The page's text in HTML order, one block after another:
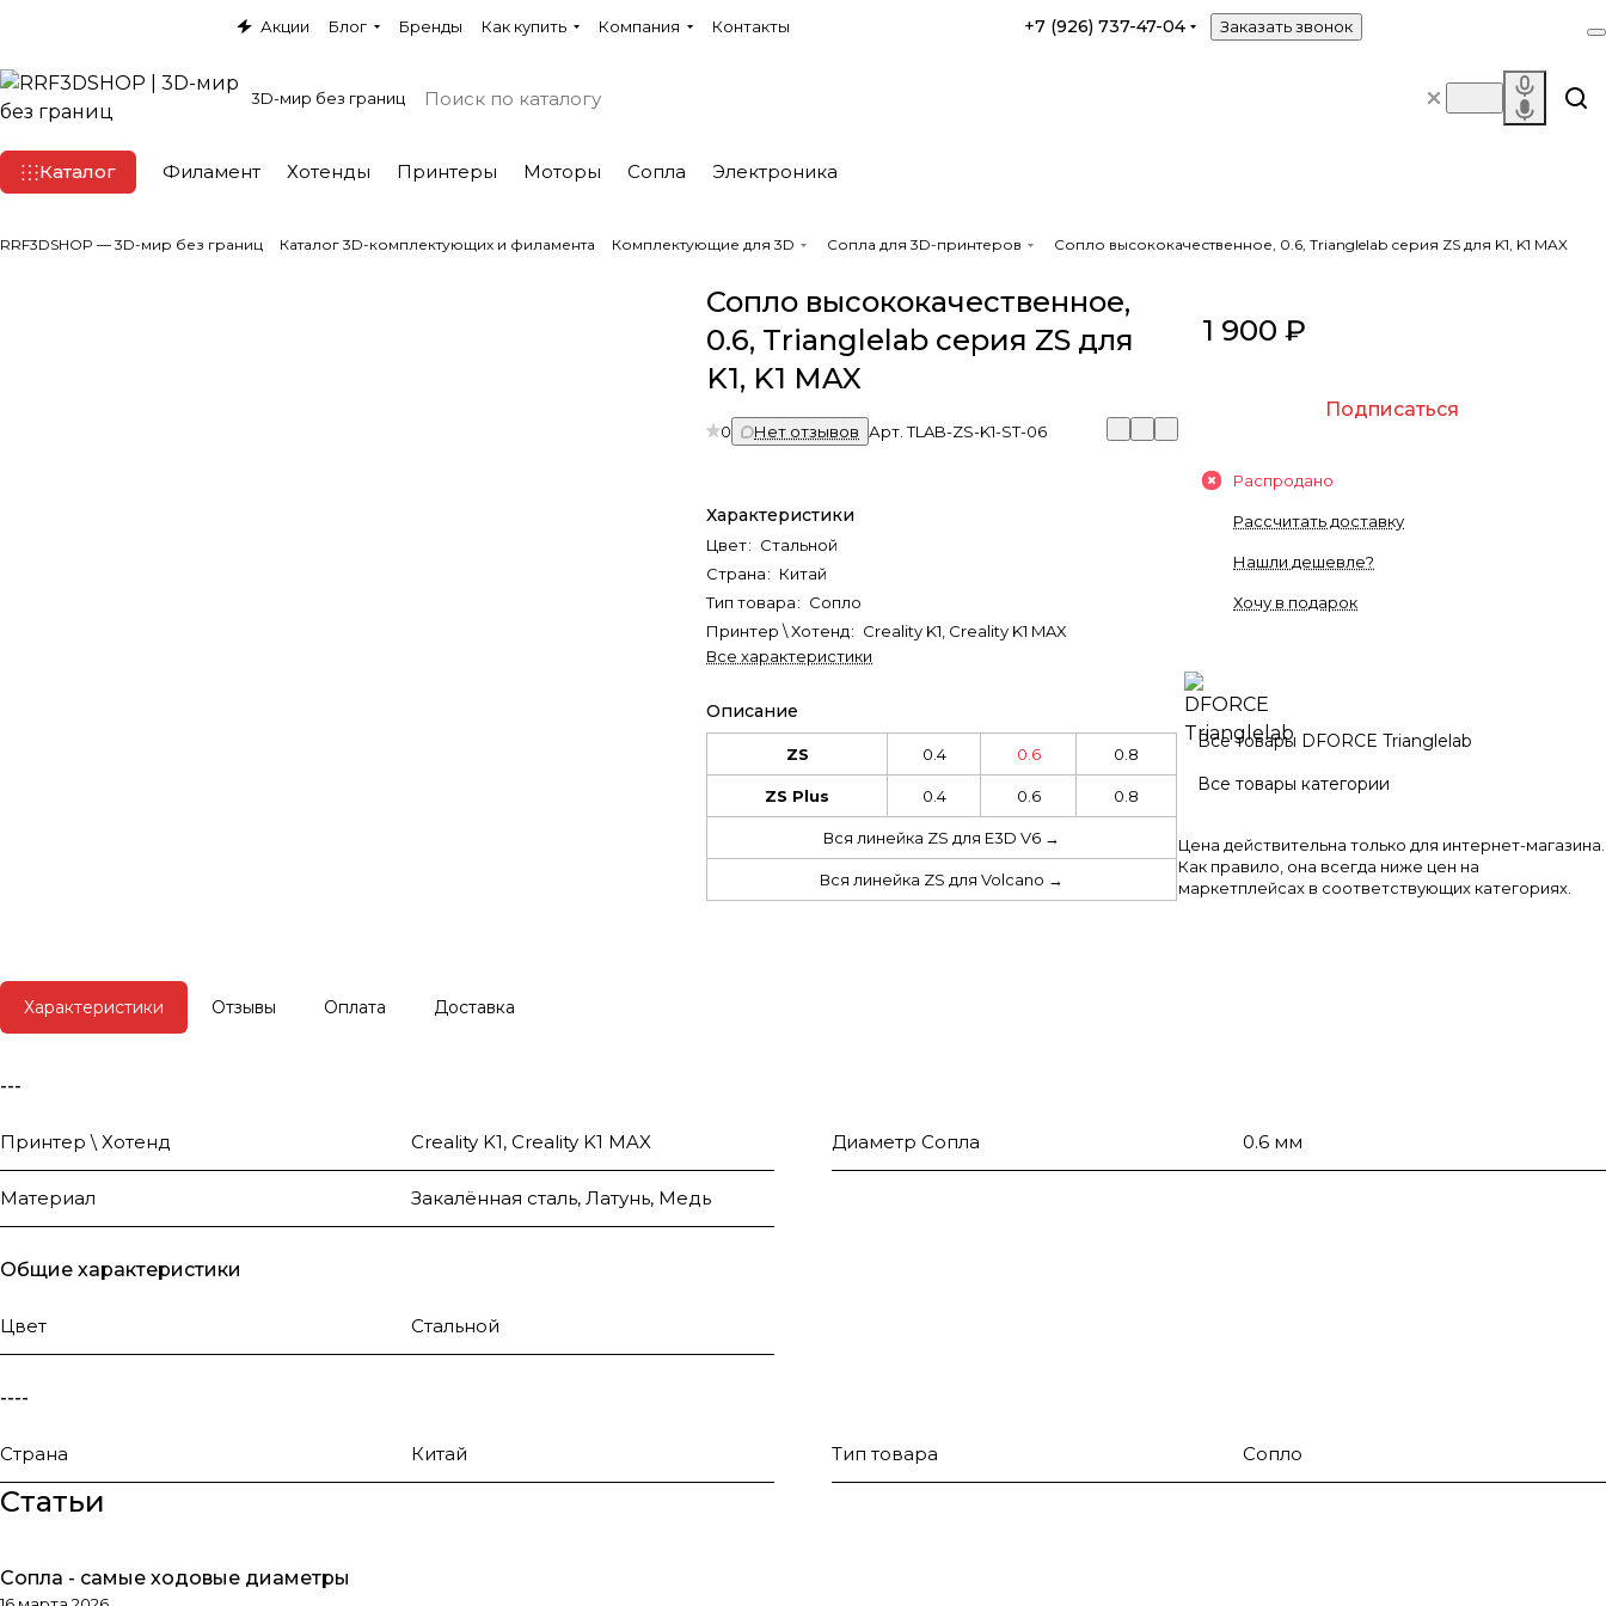
Акции Блог Бренды Как купить Компания Контакты +7 (926) 737-47-04 Заказать звонок
3D-мир без границ
Каталог Филамент Хотенды Принтеры Моторы Сопла Электроника
RRF3DSHOP — 3D-мир без границ Каталог 3D-комплектующих и филамента Комплектующие для 3D Сопла для 3D-принтеров Сопло высококачественное, 0.6, Trianglelab серия ZS для K1, K1 MAX
Сопло высококачественное,
0.6, Trianglelab серия ZS для
K1, K1 MAX
0 Нет отзывов Арт.TLAB-ZS-K1-ST-06
Характеристики
Цвет: Стальной
Страна: Китай
Тип товара: Сопло
Принтер \ Хотенд: Creality K1, Creality K1 MAX
Все характеристики
Описание
ZS 0.4 0.6 0.8
ZS Plus 0.4 0.6 0.8
Вся линейка ZS для E3D V6 →
Вся линейка ZS для Volcano →
1 900 ₽
Подписаться
Распродано
Рассчитать доставку
Нашли дешевле?
Хочу в подарок
Все товары DFORCE Trianglelab
Все товары категории
Цена действительна только для интернет-магазина.
Как правило, она всегда ниже цен на
маркетплейсах в соответствующих категориях.
Характеристики Отзывы Оплата Доставка
---
Принтер \ Хотенд Creality K1, Creality K1 MAX Диаметр Сопла 0.6 мм
Материал Закалённая сталь, Латунь, Медь
Общие характеристики
Цвет Стальной
----
Страна Китай Тип товара Сопло
Статьи
Обзоры товаров
Сопла - самые ходовые диаметры